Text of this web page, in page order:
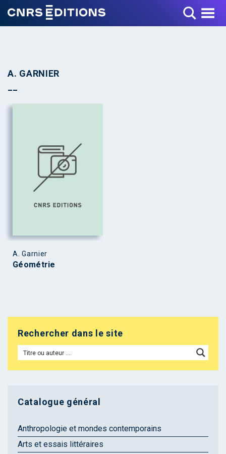
Toggle Menu
A. GARNIER
A. Garnier
Géométrie
Rechercher dans le site
Catalogue général
Anthropologie et mondes contemporains
Arts et essais littéraires